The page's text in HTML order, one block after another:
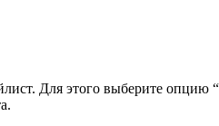
Для этого выберите опцию